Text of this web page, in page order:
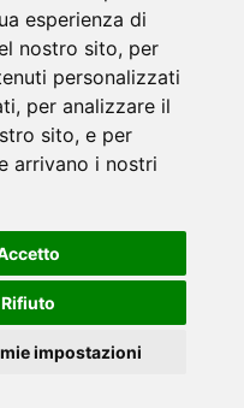
esperienza di
nostro sito, per
personalizzati
per analizzare il
sito, e per
arrivano i nostri
Rifiuto
impostazioni
riservati. Powered by